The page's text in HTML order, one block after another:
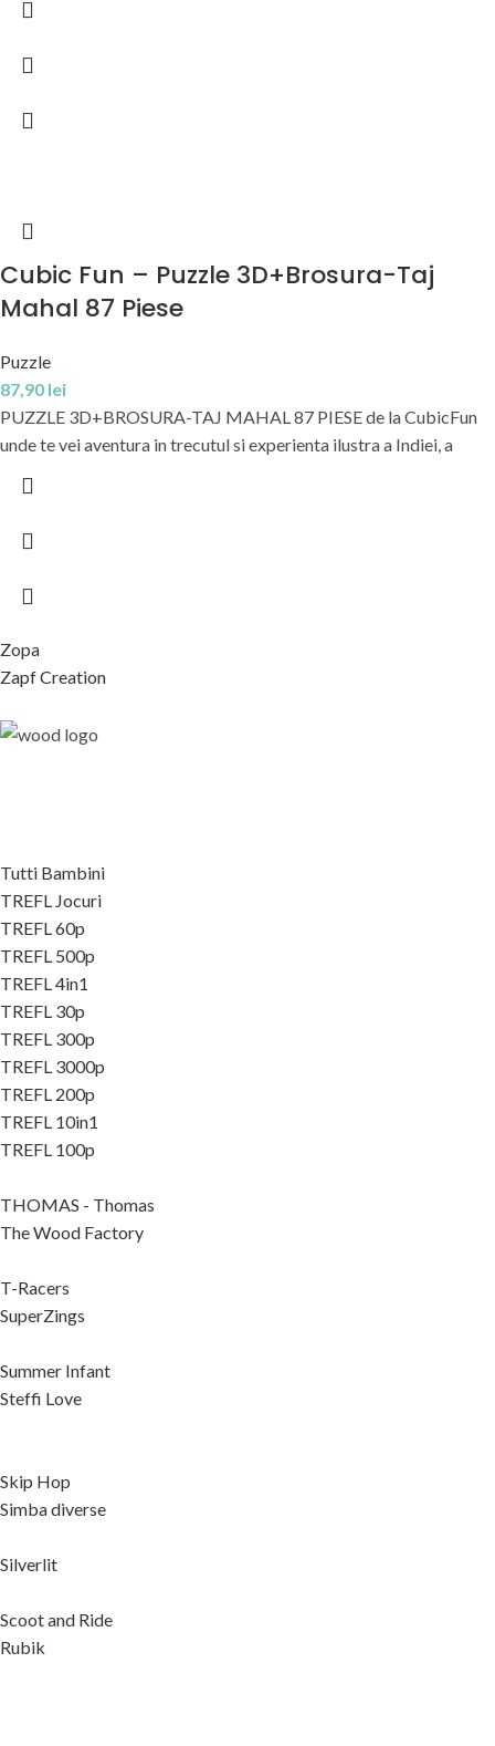
Cubic Fun – Puzzle 3D+Brosura-Taj
Mahal 87 Piese
Puzzle
87,90 lei
PUZZLE 3D+BROSURA-TAJ MAHAL 87 PIESE de la CubicFun
unde te vei aventura in trecutul si experienta ilustra a Indiei, a
Zopa
Zapf Creation
Tutti Bambini
TREFL Jocuri
TREFL 60p
TREFL 500p
TREFL 4in1
TREFL 30p
TREFL 300p
TREFL 3000p
TREFL 200p
TREFL 10in1
TREFL 100p
THOMAS - Thomas
The Wood Factory
T-Racers
SuperZings
Summer Infant
Steffi Love
Skip Hop
Simba diverse
Silverlit
Scoot and Ride
Rubik